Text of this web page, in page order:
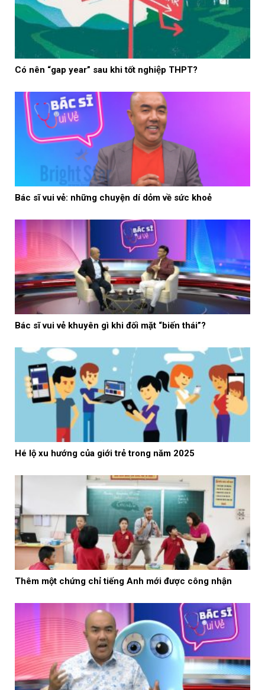
Có nên “gap year” sau khi tốt nghiệp THPT?
Bác sĩ vui vẻ: những chuyện dí dỏm về sức khoẻ
Bác sĩ vui vẻ khuyên gì khi đối mặt “biến thái”?
Hé lộ xu hướng của giới trẻ trong năm 2025
Thêm một chứng chỉ tiếng Anh mới được công nhận